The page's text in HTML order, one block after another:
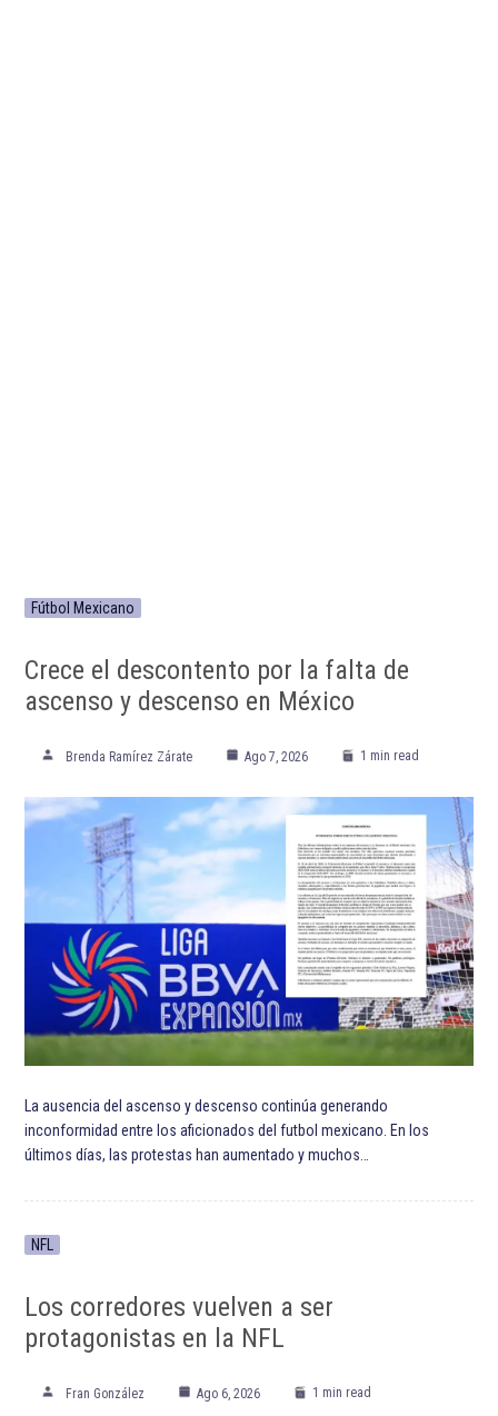
Fútbol Mexicano
Crece el descontento por la falta de
ascenso y descenso en México
Brenda Ramírez Zárate Ago 7, 2026 1 min read
La ausencia del ascenso y descenso continúa generando
inconformidad entre los aficionados del futbol mexicano. En los
últimos días, las protestas han aumentado y muchos…
NFL
Los corredores vuelven a ser
protagonistas en la NFL
Fran González Ago 6, 2026 1 min read